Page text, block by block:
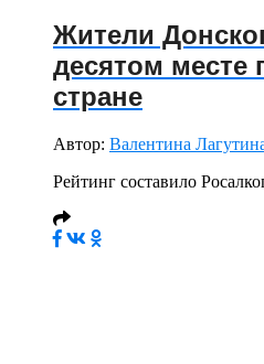
Жители
десятом месте
стране
Автор: Валентина
Рейтинг составило